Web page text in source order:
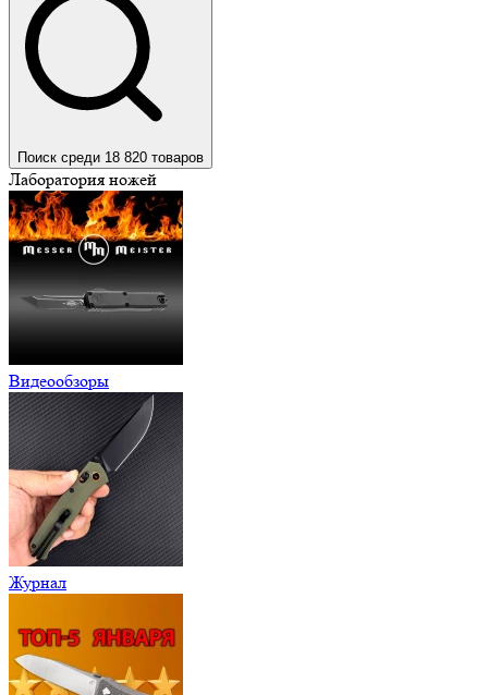
Поиск среди 18 820 товаров
Лаборатория ножей
Видеообзоры
Журнал